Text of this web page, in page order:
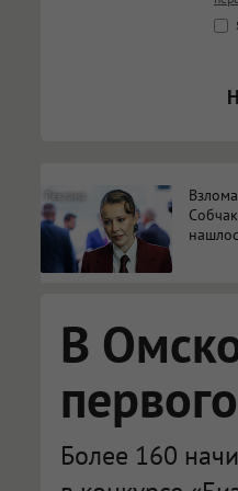
В
Более 160